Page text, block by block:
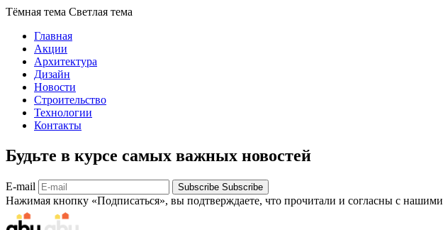
Тёмная тема Светлая тема
Главная
Акции
Архитектура
Дизайн
Новости
Строительство
Технологии
Контакты
Будьте в курсе самых важных новостей
E-mail Subscribe Subscribe
Нажимая кнопку «Подписаться», вы подтверждаете, что прочитали и согласны с нашими